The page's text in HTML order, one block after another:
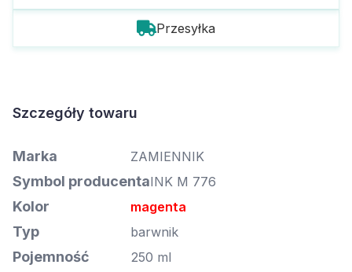
Przesyłka
Szczegóły towaru
Marka ZAMIENNIK
Symbol producentaINK M 776
Kolor magenta
Typ barwnik
Pojemność 250 ml